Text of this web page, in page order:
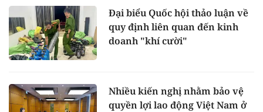
Đại biểu Quốc hội thảo luận về
quy định liên quan đến kinh
doanh "khí cười"
Nhiều kiến nghị nhằm bảo vệ
quyền lợi lao động Việt Nam ở